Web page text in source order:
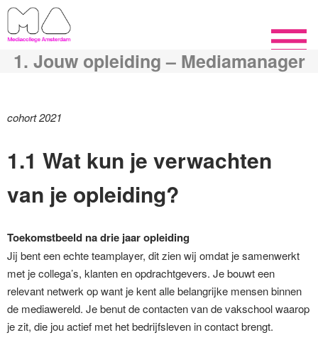
1. Jouw opleiding – Mediamanager
cohort 2021
1.1 Wat kun je verwachten
van je opleiding?
Toekomstbeeld na drie jaar opleiding
Jij bent een echte teamplayer, dit zien wij omdat je samenwerkt
met je collega’s, klanten en opdrachtgevers. Je bouwt een
relevant netwerk op want je kent alle belangrijke mensen binnen
de mediawereld. Je benut de contacten van de vakschool waarop
je zit, die jou actief met het bedrijfsleven in contact brengt.